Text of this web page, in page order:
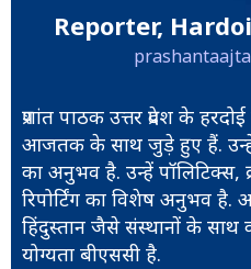
Reporter,
प्रशांत पाठक उत्तर प्रदेश के
आजतक के साथ जुड़े हुए हैं. उन्हें
का अनुभव है. उन्हें
रिपोर्टिंग का विशेष अनुभव
हिंदुस्तान जैसे संस्थानों के
योग्यता बीएससी है.